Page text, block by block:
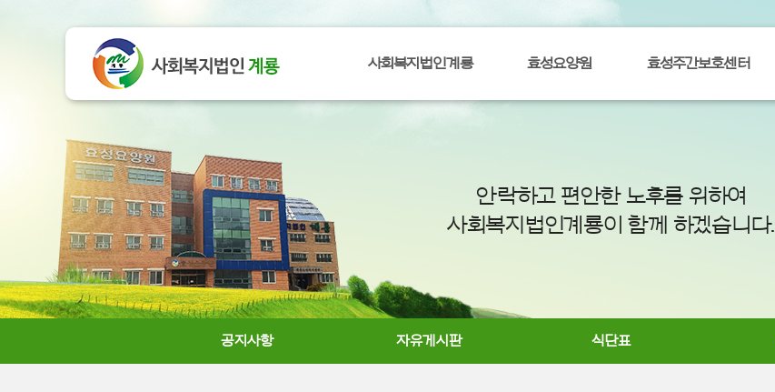
사회복지법인계룡 효성요양원 효성주간보호센터
안락하고 편안한 노후를 위하여
사회복지법인계룡이 함께 하겠습니다.
공지사항 자유게시판 식단표